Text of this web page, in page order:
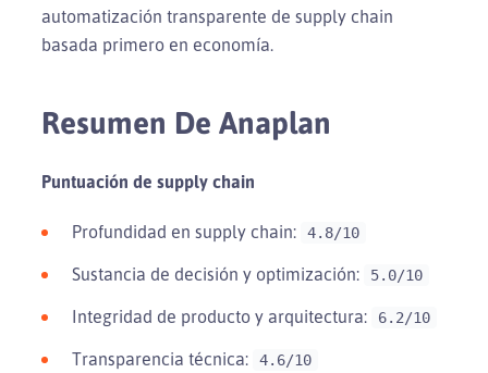
automatización transparente de supply chain
basada primero en economía.
Resumen De Anaplan
Puntuación de supply chain
Profundidad en supply chain: 4.8/10
Sustancia de decisión y optimización: 5.0/10
Integridad de producto y arquitectura: 6.2/10
Transparencia técnica: 4.6/10